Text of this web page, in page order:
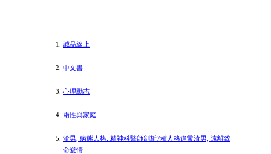
誠品線上
中文書
心理勵志
兩性與家庭
渣男, 病態人格: 精神科醫師剖析7種人格違常渣男, 遠離致
命愛情